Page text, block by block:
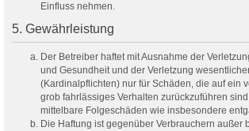
Einfluss nehmen.
5. Gewährleistung
Der Betreiber haftet mit Ausnahme der
und Gesundheit und der Verletzung
(Kardinalpflichten) nur für Schäden, die auf ein
grob fahrlässiges Verhalten zurückzuführen
mittelbare Folgeschäden wie insbesondere
Die Haftung ist gegenüber Verbrauchern außer